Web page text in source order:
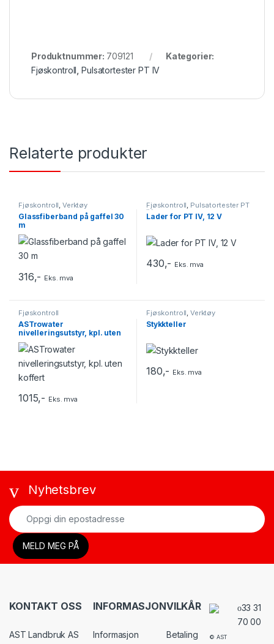
Produktnummer: 709121
Kategorier:
Fjøskontroll ,Pulsatortester PT IV
Relaterte produkter
Fjøskontroll,Verktøy
Glassfiberband på gaffel 30
m
316,- Eks. mva
Fjøskontroll, Pulsatortester PT
IV
Lader for PT IV, 12 V
430,- Eks. mva
Fjøskontroll
ASTrowater
nivelleringsutstyr, kpl. uten
koffert
1015,- Eks. mva
Fjøskontroll,Verktøy
Stykkteller
180,- Eks. mva
Nyhetsbrev
KONTAKT OSS
AST Landbruk AS
INFORMASJON
Informasjon
VILKÅR
Betaling © AST
33 31
70 00